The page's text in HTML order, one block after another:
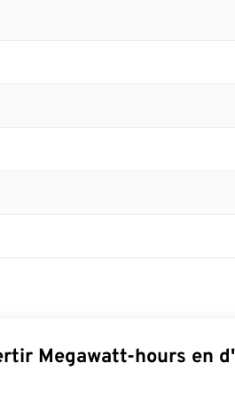
Megawatt-hours en